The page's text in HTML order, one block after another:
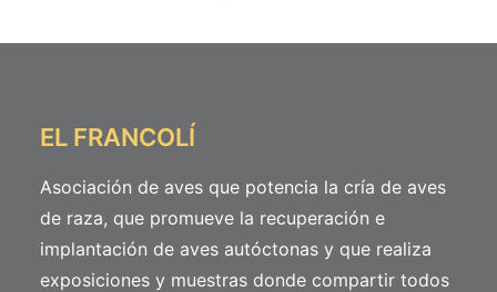
EL FRANCOLÍ
Asociación de aves que potencia la cría de aves
de raza, que promueve la recuperación e
implantación de aves autóctonas y que realiza
exposiciones y muestras donde compartir todos